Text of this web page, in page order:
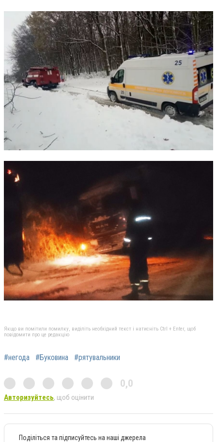
Якщо ви помітили помилку, виділіть необхідний текст і натисніть Ctrl + Enter, щоб
повідомити про це редакцію
#негода #Буковина #рятувальники
0,0
Авторизуйтесь, щоб оцінити
Поділіться та підписуйтесь на наші джерела